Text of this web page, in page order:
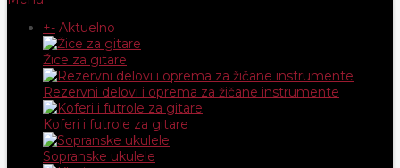
+- Aktuelno
Žice za gitare
Rezervni delovi i oprema za žičane instrumente
Koferi i futrole za gitare
Sopranske ukulele